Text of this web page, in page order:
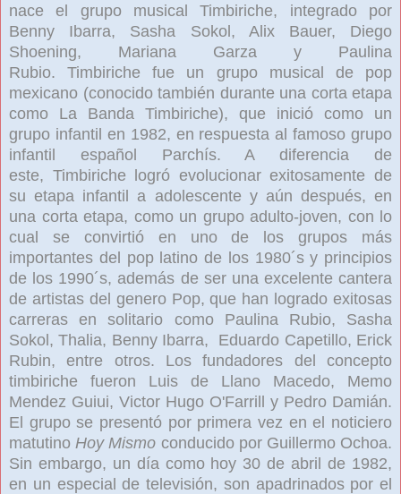
nace el grupo musical Timbiriche, integrado por
Benny Ibarra, Sasha Sokol, Alix Bauer, Diego
Shoening, Mariana Garza y Paulina
Rubio.
Timbiriche
fue un grupo musical de pop
mexicano (conocido también durante una corta etapa
como
La Banda Timbiriche), que inició como un
grupo infantil en 1982, en respuesta al famoso grupo
infantil español Parchís. A diferencia de
este, Timbiriche logró evolucionar exitosamente de
su etapa infantil a adolescente y aún después, en
una corta etapa, como un grupo adulto-joven, con lo
cual se convirtió en uno de los grupos más
importantes del pop latino de los 1980´s y principios
de los 1990´s, además de ser una excelente cantera
de artistas del genero Pop, que han logrado exitosas
carreras en solitario como Paulina Rubio, Sasha
Sokol, Thalia, Benny Ibarra,
Eduardo Capetillo, Erick
Rubin, entre otros. Los fundadores del concepto
timbiriche fueron Luis de Llano Macedo, Memo
Mendez Guiui, Victor Hugo O'Farrill y Pedro Damián.
El grupo se presentó por primera vez en el noticiero
matutino Hoy Mismo conducido por Guillermo Ochoa.
Sin embargo, un día como hoy 30 de abril de 1982,
en un especial de televisión, son apadrinados por el